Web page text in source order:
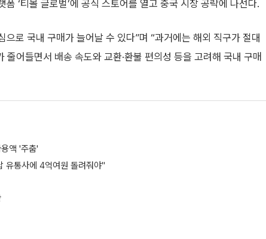
‘티몰 글로벌’에 공식 스토어를 열고 중국 시장 공략에 나선다.
로 국내 구매가 늘어날 수 있다”며 “과거에는 해외 직구가 절대
어들면서 배송 속도와 교환·환불 편의성 등을 고려해 국내 구매
액 '주춤'
유통사에 4억여원 돌려줘야"